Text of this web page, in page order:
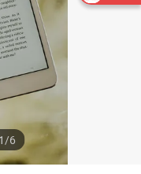
1/6